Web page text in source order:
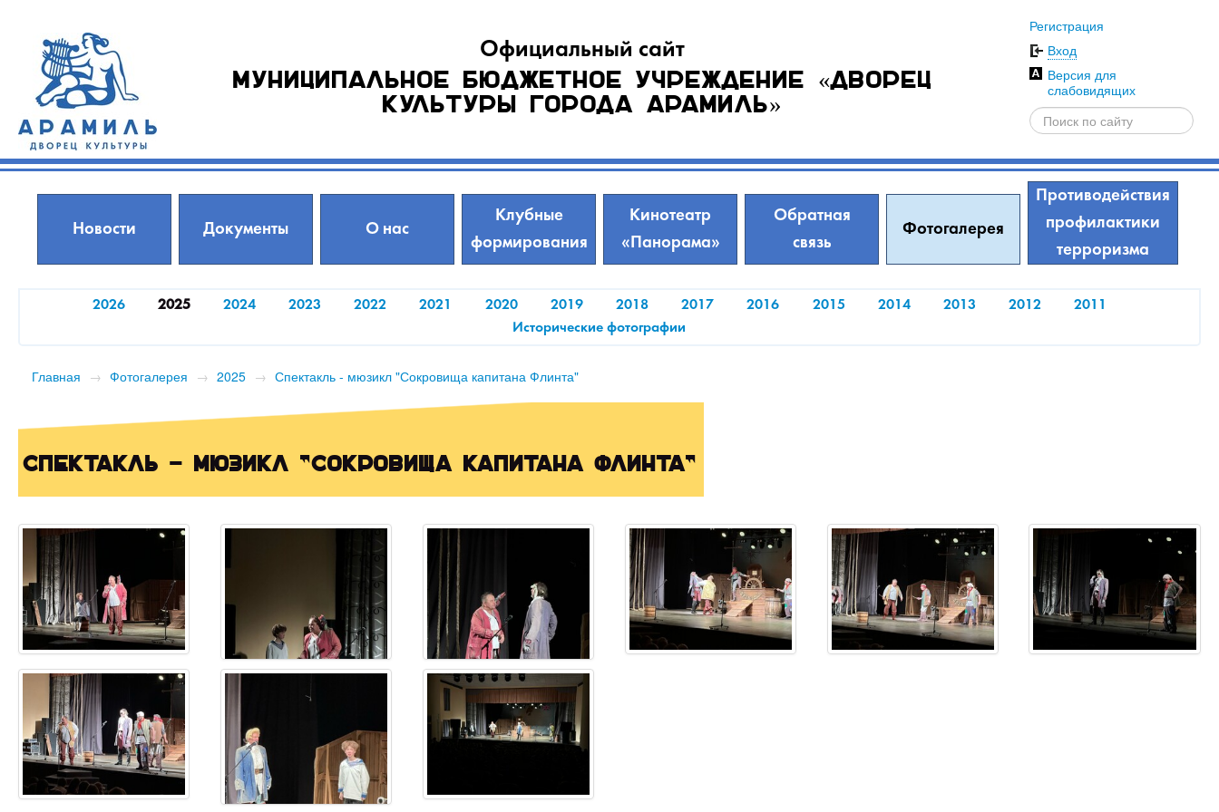
Официальный сайт
Муниципальное бюджетное учреждение «Дворец
культуры города Арамиль»
Регистрация
Вход
Версия для
слабовидящих
Новости Документы О нас
Клубные
формирования
Кинотеатр
«Панорама»
Обратная
связь
Фотогалерея
Противодействия
профилактики
терроризма
2026 2025 2024 2023 2022 2021 2020 2019 2018 2017 2016 2015 2014 2013 2012
2011
Исторические фотографии
Главная → Фотогалерея → 2025 → Спектакль - мюзикл "Сокровища капитана Флинта"
Спектакль - мюзикл "Сокровища капитана Флинта"